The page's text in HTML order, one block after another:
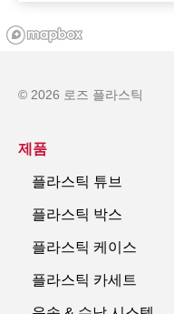
© 2026 로즈 플라스틱
제품
플라스틱 튜브
플라스틱 박스
플라스틱 케이스
플라스틱 카세트